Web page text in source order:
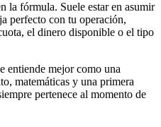
la fórmula. Suele estar en asumir
perfecto con tu operación,
el dinero disponible o el tipo
entiende mejor como una
matemáticas y una primera
pertenece al momento de